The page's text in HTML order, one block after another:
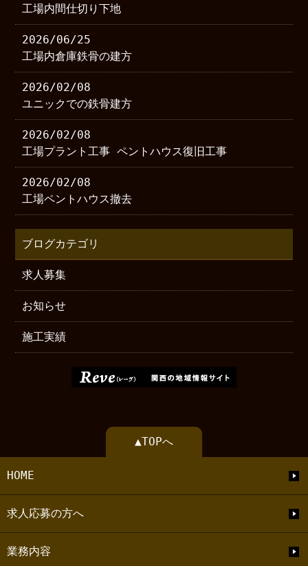
工場内間仕切り下地
2026/06/25
工場内倉庫鉄骨の建方
2026/02/08
ユニックでの鉄骨建方
2026/02/08
工場プラント工事 ペントハウス復旧工事
2026/02/08
工場ペントハウス撤去
ブログカテゴリ
求人募集
お知らせ
施工実績
▲TOPへ
HOME
求人応募の方へ
業務内容